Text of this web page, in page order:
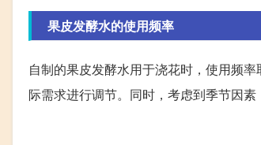
果皮发酵水的使用频率
自制的果皮发酵水用于浇花时，使用频
际需求进行调节。同时，考虑到季节因